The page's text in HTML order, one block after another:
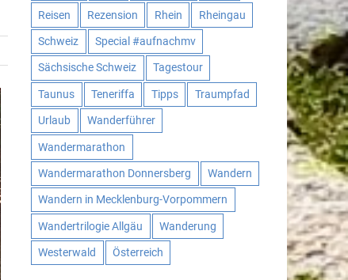
Reisen Rezension Rhein Rheingau
Schweiz Special #aufnachmv
Sächsische Schweiz Tagestour
Taunus Teneriffa Tipps Traumpfad
Urlaub Wanderführer
Wandermarathon
Wandermarathon Donnersberg Wandern
Wandern in Mecklenburg-Vorpommern
Wandertrilogie Allgäu Wanderung
Westerwald Österreich